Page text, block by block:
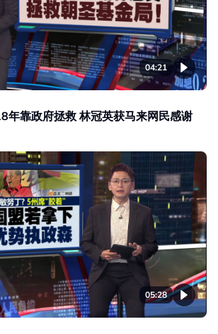
04:21
年靠政府拯救 林冠英获马来网民感谢
05:28